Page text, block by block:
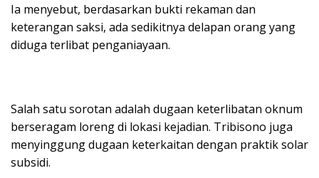
Ia menyebut, berdasarkan bukti rekaman dan
keterangan saksi, ada sedikitnya delapan orang yang
diduga terlibat penganiayaan.
Salah satu sorotan adalah dugaan keterlibatan oknum
berseragam loreng di lokasi kejadian. Tribisono juga
menyinggung dugaan keterkaitan dengan praktik solar
subsidi.